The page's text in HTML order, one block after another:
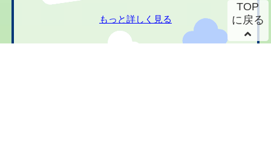
もっと詳しく見る
TOP
に戻る